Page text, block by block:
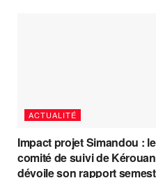
ACTUALITÉ
Impact projet Simandou : le
comité de suivi de
dévoile son rapport